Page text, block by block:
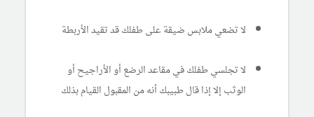
لا تضعي ملابس ضيقة على طفلك قد تقيد الأربطة
لا تجلسي طفلك في مقاعد الرضع أو الأراجيح أو
الوثب إلا إذا قال طبيبك أنه من المقبول القيام بذلك